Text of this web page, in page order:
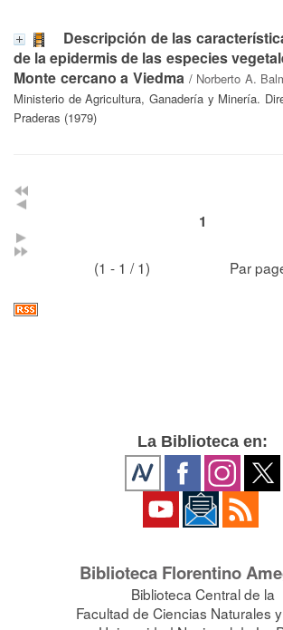
Descripción de las
de la epidermis de las especies
Monte cercano a Viedma/ Norberto A.
Ministerio de Agricultura, Ganadería y Minería.
Praderas (1979)
1
(1 - 1 / 1) Par
La Biblioteca en:
Biblioteca Florentino
Biblioteca Central de la
Facultad de Ciencias Naturales